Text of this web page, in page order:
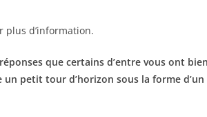
plus d’information.
que certains d’entre vous ont
petit tour d’horizon sous la forme